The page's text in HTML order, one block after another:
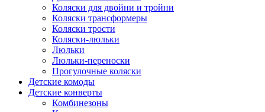
Коляски для двойни и тройни
Коляски трансформеры
Коляски трости
Коляски-люльки
Люльки
Люльки-переноски
Прогулочные коляски
Детские комоды
Детские конверты
Комбинезоны